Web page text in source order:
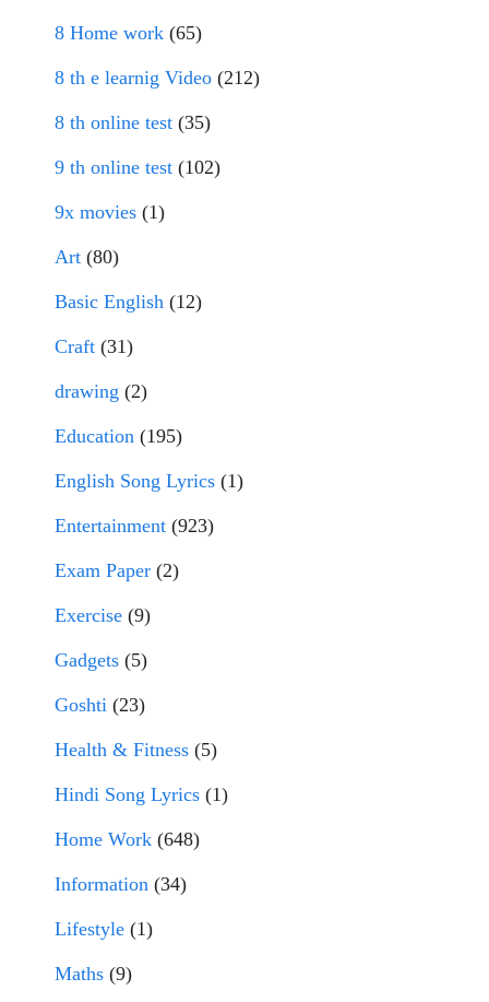
8 Home work (65)
8 th e learnig Video (212)
8 th online test (35)
9 th online test (102)
9x movies (1)
Art (80)
Basic English (12)
Craft (31)
drawing (2)
Education (195)
English Song Lyrics (1)
Entertainment (923)
Exam Paper (2)
Exercise (9)
Gadgets (5)
Goshti (23)
Health & Fitness (5)
Hindi Song Lyrics (1)
Home Work (648)
Information (34)
Lifestyle (1)
Maths (9)